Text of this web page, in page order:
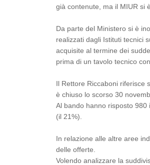
già contenute, ma il MIUR si
Da parte del Ministero si è
realizzati dagli Istituti tecnici
acquisite al termine dei
prima di un tavolo tecnico
Il Rettore Riccaboni riferisce
è chiuso lo scorso 30
Al bando hanno risposto
(il 21%).
In relazione alle altre aree
delle offerte.
Volendo analizzare la